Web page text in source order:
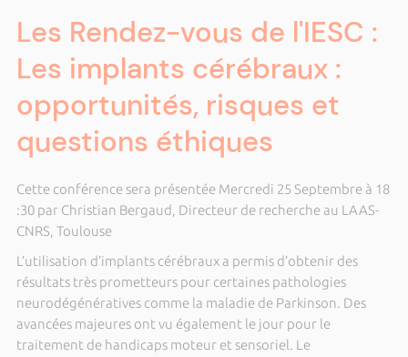
Les Rendez-vous de l'IESC :
Les implants cérébraux :
opportunités, risques et
questions éthiques
Cette conférence sera présentée Mercredi 25 Septembre à 18
:30 par Christian Bergaud, Directeur de recherche au LAAS-
CNRS, Toulouse
L’utilisation d’implants cérébraux a permis d’obtenir des
résultats très prometteurs pour certaines pathologies
neurodégénératives comme la maladie de Parkinson. Des
avancées majeures ont vu également le jour pour le
traitement de handicaps moteur et sensoriel. Le